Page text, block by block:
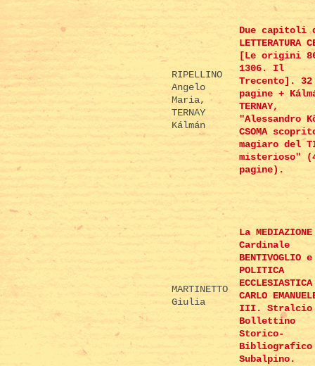
RIPELLINO
Angelo
Maria,
TERNAY
Kálmán
Due capitoli
LETTERATURA
[Le origini
1306. Il
Trecento]. 32
pagine +
TERNAY,
"Alessandro
CSOMA
magiaro del
misterioso"
pagine).
MARTINETTO
Giulia
La
Cardinale
BENTIVOGLIO
POLITICA
CARLO
III. Stralcio
Bollettino
Storico-
Bibliografico
Subalpino.